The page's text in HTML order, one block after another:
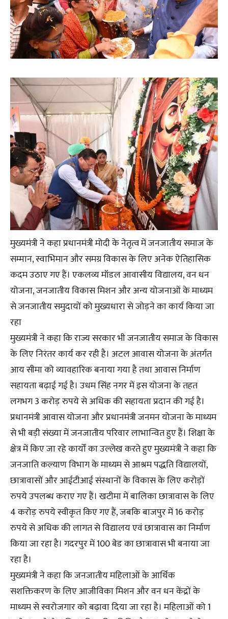
मुख्यमंत्री ने कहा प्रधानमंत्री मोदी के नेतृत्व में जनजातीय समाज के
सम्मान, स्वाभिमान और समग्र विकास के लिए अनेक ऐतिहासिक
कदम उठाए गए हैं। एकलव्य मॉडल आवासीय विद्यालय, वन धन
योजना, जनजातीय विकास मिशन और अन्य योजनाओं के माध्यम
से जनजातीय समुदायों को मुख्यधारा से जोड़ने का कार्य किया जा
रहा
मुख्यमंत्री ने कहा कि राज्य सरकार भी जनजातीय समाज के विकास
के लिए निरंतर कार्य कर रही है। अटल आवास योजना के अंतर्गत
आय सीमा को व्यावहारिक बनाया गया है तथा आवास निर्माण
सहायता बढ़ाई गई है। उधम सिंह नगर में इस योजना के तहत
लगभग 3 करोड़ रुपये से अधिक की सहायता प्रदान की गई है।
प्रधानमंत्री आवास योजना और प्रधानमंत्री जनमन योजना के माध्यम
से भी बड़ी संख्या में जनजातीय परिवार लाभान्वित हुए हैं। शिक्षा के
क्षेत्र में किए जा रहे कार्यों का उल्लेख करते हुए मुख्यमंत्री ने कहा कि
जनजाति कल्याण विभाग के माध्यम से आश्रम पद्धति विद्यालयों,
छात्रावासों और आईटीआई संस्थानों के विकास के लिए करोड़ों
रुपये उपलब्ध कराए गए हैं। खटीमा में बालिका छात्रावास के लिए
4 करोड़ रुपये स्वीकृत किए गए हैं, जबकि बाजपुर में 16 करोड़
रुपये से अधिक की लागत से विद्यालय एवं छात्रावास का निर्माण
किया जा रहा है। गदरपुर में 100 बेड का छात्रावास भी बनाया जा
रहा है।
मुख्यमंत्री ने कहा कि जनजातीय महिलाओं के आर्थिक
सशक्तिकरण के लिए आजीविका मिशन और वन धन केंद्रों के
माध्यम से स्वरोजगार को बढ़ावा दिया जा रहा है। महिलाओं को 1